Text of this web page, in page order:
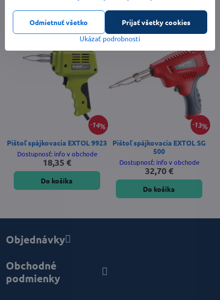
Do košíka Do košíka
14%
Pištoľ spájkovacia EXTOL 9923
Dostupnosť: info v obchode
18,35 €
Do košíka
13%
Pištoľ spájkovacia EXTOL SG
500
Dostupnosť: info v obchode
32,70 €
Do košíka
Objednávky
Obchodné
podmienky
Ukázať podrobnosti
Prijať všetky cookies
Odmietnuť všetko